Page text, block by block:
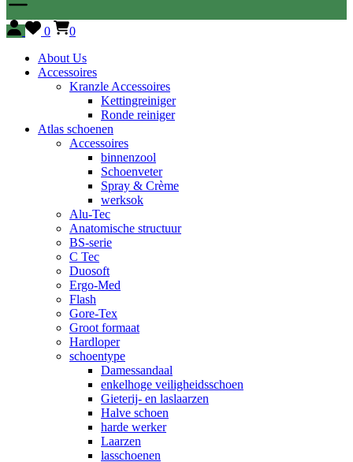
0
0
About Us
Accessoires
Kranzle Accessoires
Kettingreiniger
Ronde reiniger
Atlas schoenen
Accessoires
binnenzool
Schoenveter
Spray & Crème
werksok
Alu-Tec
Anatomische structuur
BS-serie
C Tec
Duosoft
Ergo-Med
Flash
Gore-Tex
Groot formaat
Hardloper
schoentype
Damessandaal
enkelhoge veiligheidsschoen
Gieterij- en laslaarzen
Halve schoen
harde werker
Laarzen
lasschoenen